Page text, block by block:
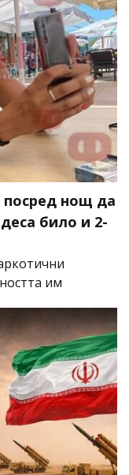
посред нощ да
било и 2-
им